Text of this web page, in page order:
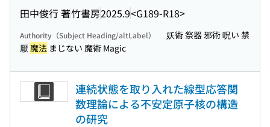
田中俊行 著竹書房2025.9<G189-R18>
Authority（Subject Heading/altLabel）
妖術 祭器 邪術 呪い 禁
厭 魔法 まじない 魔術 Magic
連続状態を取り入れた線型応答関
数理論による不安定原子核の構造
の研究